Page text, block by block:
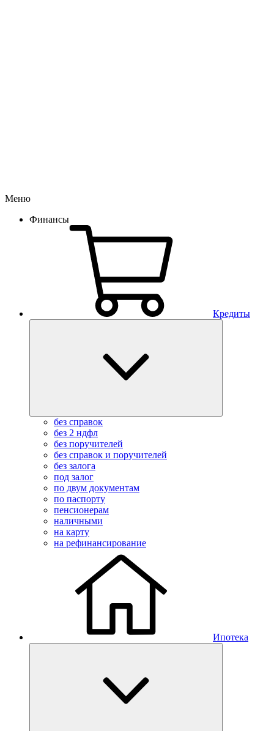
Меню
Финансы
Кредиты
без справок
без 2 ндфл
без поручителей
без справок и поручителей
без залога
под залог
по двум документам
по паспорту
пенсионерам
наличными
на карту
на рефинансирование
Ипотека